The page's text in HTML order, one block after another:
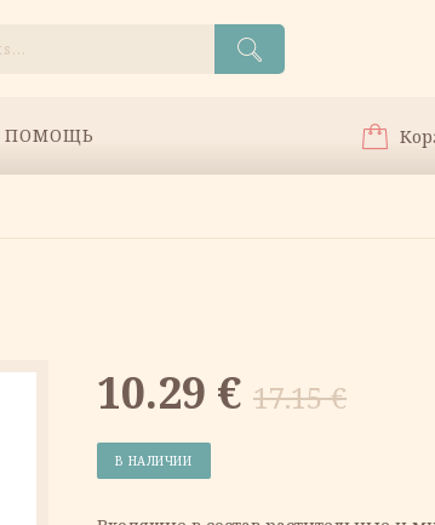
ПОМОЩЬ
17.15€
цена
10.29 €
Текущая
цена:
В НАЛИЧИИ